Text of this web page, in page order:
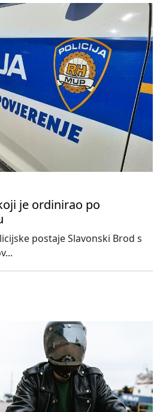
je ordinirao po
postaje Slavonski Brod s